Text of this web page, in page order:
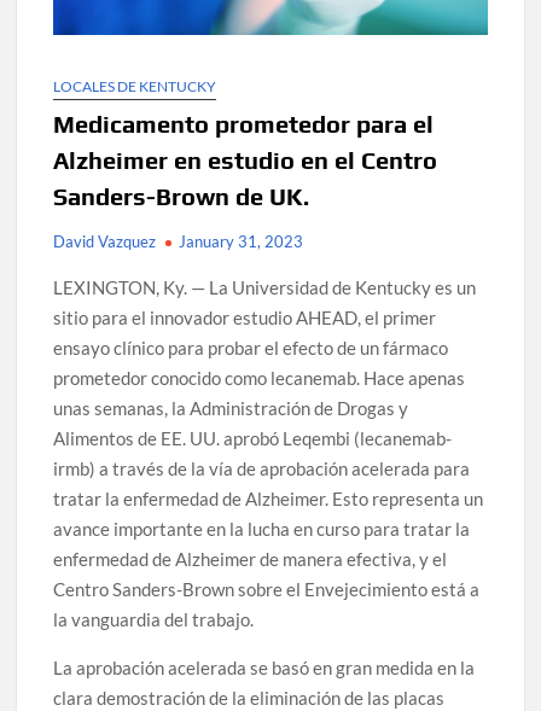
LOCALES DE KENTUCKY
Medicamento prometedor para el
Alzheimer en estudio en el Centro
Sanders-Brown de UK.
David Vazquez January 31, 2023
LEXINGTON, Ky. — La Universidad de Kentucky es un
sitio para el innovador estudio AHEAD, el primer
ensayo clínico para probar el efecto de un fármaco
prometedor conocido como lecanemab. Hace apenas
unas semanas, la Administración de Drogas y
Alimentos de EE. UU. aprobó Leqembi (lecanemab-
irmb) a través de la vía de aprobación acelerada para
tratar la enfermedad de Alzheimer. Esto representa un
avance importante en la lucha en curso para tratar la
enfermedad de Alzheimer de manera efectiva, y el
Centro Sanders-Brown sobre el Envejecimiento está a
la vanguardia del trabajo.
La aprobación acelerada se basó en gran medida en la
clara demostración de la eliminación de las placas